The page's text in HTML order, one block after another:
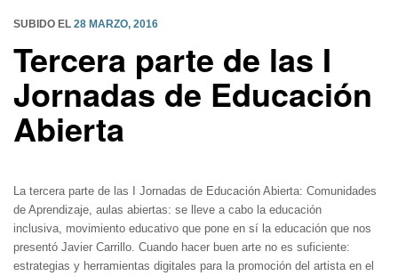
SUBIDO EL 28 MARZO, 2016
Tercera parte de las I
Jornadas de Educación
Abierta
La tercera parte de las I Jornadas de Educación Abierta: Comunidades
de Aprendizaje, aulas abiertas: se lleve a cabo la educación
inclusiva, movimiento educativo que pone en sí la educación que nos
presentó Javier Carrillo. Cuando hacer buen arte no es suficiente:
estrategias y herramientas digitales para la promoción del artista en el